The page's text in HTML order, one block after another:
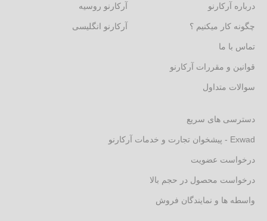
درباره آرکارنو
چگونه کار میکنیم ؟
تماس با ما
قوانین و مقررات آرکارنو
سوالات متداول
آرکارنو روسیه
آرکارنو انگلیسی
دسترسی های سریع
Exwad - پیشخوان تجارت و خدمات آرکارنو
درخواست عضویت
درخواست محصول در حجم بالا
واسطه ها و نمایندگان فروش